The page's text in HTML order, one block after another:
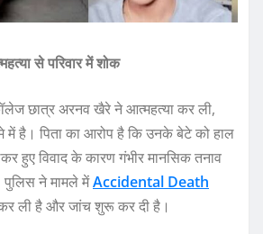
से परिवार में शोक
छात्र अरनव खैरे ने आत्महत्या कर ली,
में है। पिता का आरोप है कि उनके बेटे को हाल
हुए विवाद के कारण गंभीर मानसिक तनाव
पुलिस ने मामले मेंAccidental Death
ली है और जांच शुरू कर दी है।